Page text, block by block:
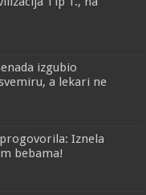
izgubio
a lekari ne
Iznela
bebama!